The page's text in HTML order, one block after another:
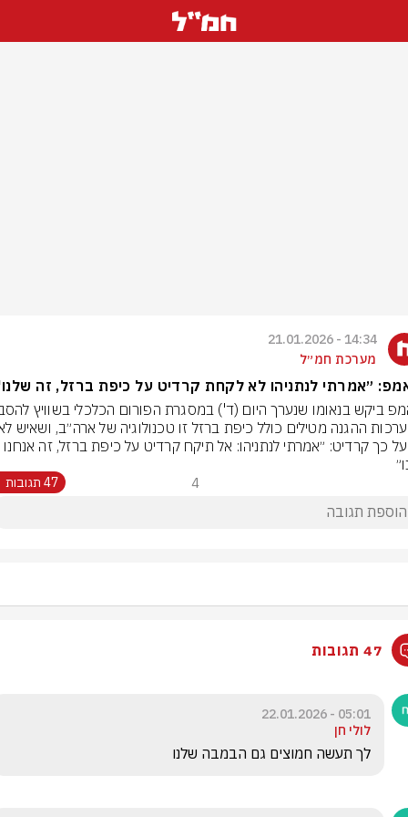
14:34 - 21.01.2026
מערכת חמ״ל
״אמרתי לנתניהו לא לקחת קרדיט על כיפת ברזל, זה
4 47 תגובות
47 תגובות
05:01 - 22.01.2026
לולי חן
לך תעשה חמוצים גם הבמבה שלנו